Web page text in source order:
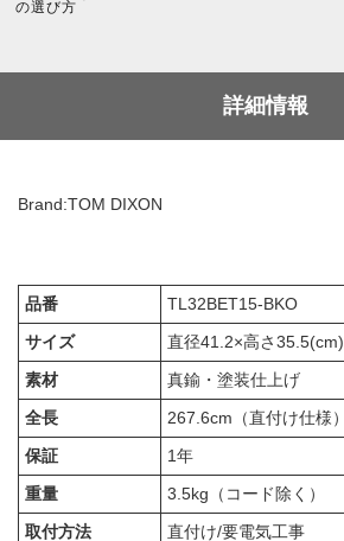
の選び方
詳細情報
Brand:TOM DIXON
品番
TL32BET15-BKO
サイズ
直径41.2×高さ35.5(cm)
素材
真鍮・塗装仕上げ
全長
267.6cm（直付け仕様）
保証
1年
重量
3.5kg（コード除く）
取付方法
直付け/要電気工事